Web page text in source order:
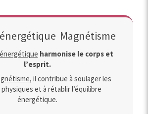
énergétique Magnétisme
harmonise le corps et
l’esprit.
, il contribue à soulager les
et à rétablir l’équilibre
énergétique.